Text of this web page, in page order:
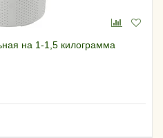
на 1-1,5 килограмма